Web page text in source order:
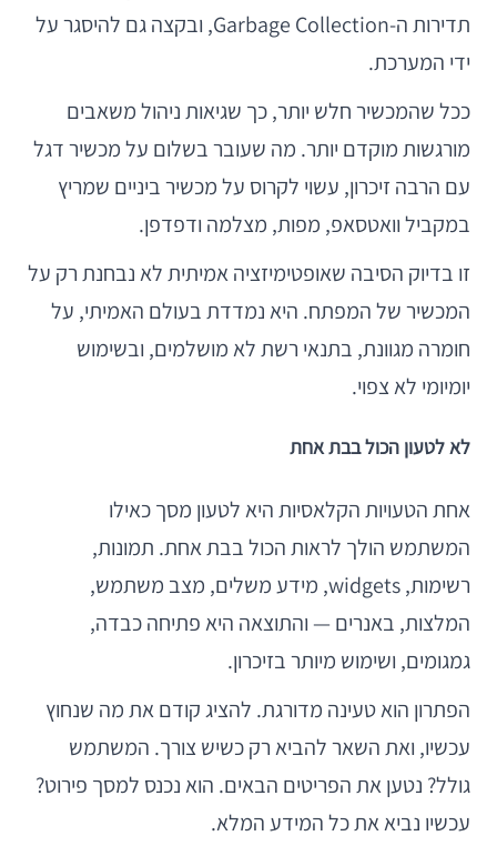
תדירות ה-Garbage Collection, ובקצה גם להיסגר על
ידי המערכת.
ככל שהמכשיר חלש יותר, כך שגיאות ניהול משאבים
מורגשות מוקדם יותר. מה שעובר בשלום על מכשיר דגל
עם הרבה זיכרון, עשוי לקרוס על מכשיר ביניים שמריץ
במקביל וואטסאפ, מפות, מצלמה ודפדפן.
זו בדיוק הסיבה שאופטימיזציה אמיתית לא נבחנת רק על
המכשיר של המפתח. היא נמדדת בעולם האמיתי, על
חומרה מגוונת, בתנאי רשת לא מושלמים, ובשימוש
יומיומי לא צפוי.
לא לטעון הכול בבת אחת
אחת הטעויות הקלאסיות היא לטעון מסך כאילו
המשתמש הולך לראות הכול בבת אחת. תמונות,
רשימות, widgets, מידע משלים, מצב משתמש,
המלצות, באנרים — והתוצאה היא פתיחה כבדה,
גמגומים, ושימוש מיותר בזיכרון.
הפתרון הוא טעינה מדורגת. להציג קודם את מה שנחוץ
עכשיו, ואת השאר להביא רק כשיש צורך. המשתמש
גולל? נטען את הפריטים הבאים. הוא נכנס למסך פירוט?
עכשיו נביא את כל המידע המלא.